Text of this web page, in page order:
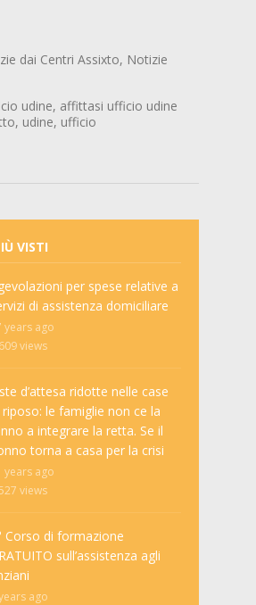
dai Centri Assixto, Notizie
udine, affittasi ufficio udine
, udine, ufficio
VISTI
per spese relative a
di assistenza domiciliare
years ago
views
d’attesa ridotte nelle case
riposo: le famiglie non ce la
a integrare la retta. Se il
torna a casa per la crisi
years ago
views
Corso di formazione
sull’assistenza agli
ago